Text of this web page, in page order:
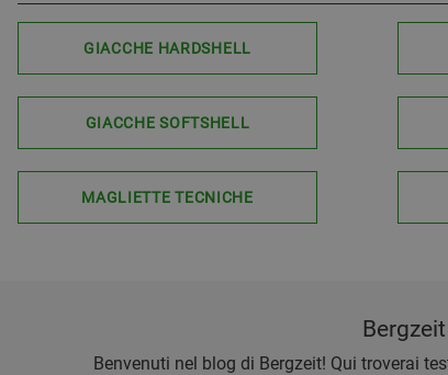
GIACCHE HARDSHELL
GIACCHE SOFTSHELL
MAGLIETTE TECNICHE
Benvenuti nel blog di Bergzeit! Qui troverai